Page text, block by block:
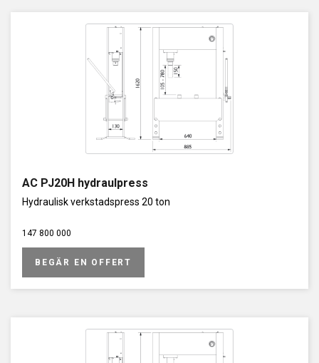
AC PJ20H hydraulpress
Hydraulisk verkstadspress 20 ton
147 800 000
BEGÄR EN OFFERT